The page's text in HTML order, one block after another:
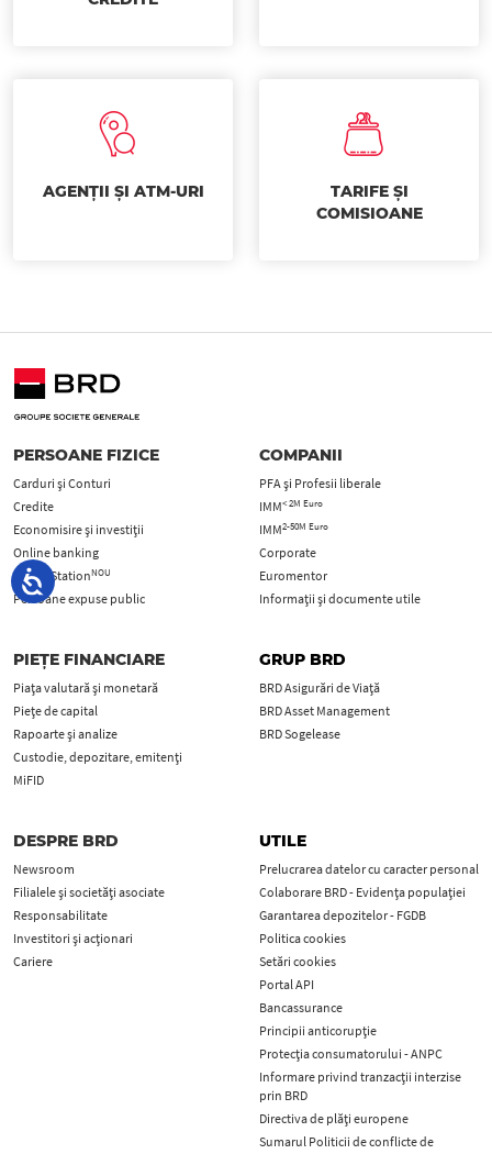
AGENȚII ȘI ATM-URI
TARIFE ȘI
COMISIOANE
PERSOANE FIZICE
Carduri şi Conturi
Credite
Economisire și investiții
Online banking
Digital StationNOU
Persoane expuse public
COMPANII
PFA şi Profesii liberale
IMM< 2M Euro
IMM2-50M Euro
Corporate
Euromentor
Informații și documente utile
PIEȚE FINANCIARE
Piața valutară și monetară
Piețe de capital
Rapoarte și analize
Custodie, depozitare, emitenți
MiFID
GRUP BRD
BRD Asigurări de Viață
BRD Asset Management
BRD Sogelease
DESPRE BRD
Newsroom
Filialele și societăți asociate
Responsabilitate
Investitori și acționari
Cariere
UTILE
Prelucrarea datelor cu caracter personal
Colaborare BRD - Evidența populației
Garantarea depozitelor - FGDB
Politica cookies
Setări cookies
Portal API
Bancassurance
Principii anticorupţie
Protecţia consumatorului - ANPC
Informare privind tranzacții interzise
prin BRD
Directiva de plăți europene
Sumarul Politicii de conflicte de